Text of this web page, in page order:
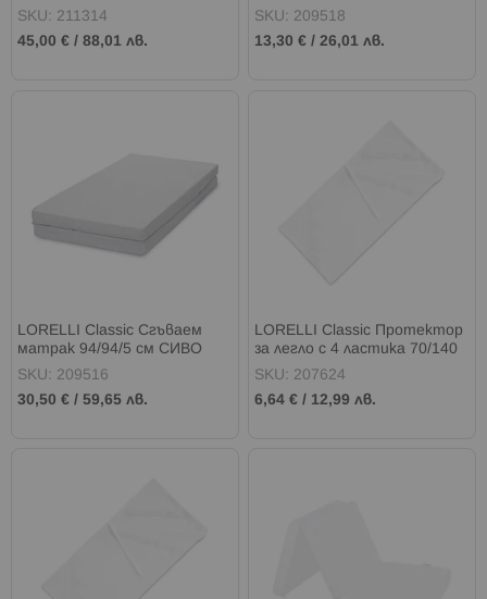
см. БЯЛ
SKU: 211314
45,00 € / 88,01 лв.
SKU: 209518
13,30 € /26,01 лв.
LORELLI Classic Сгъваем
матрак 94/94/5 см СИВО
НЕБЕ
SKU: 209516
30,50 € / 59,65 лв.
LORELLI Classic Протектор
за легло с 4 ластика 70/140
см.
SKU: 207624
6,64 € / 12,99 лв.